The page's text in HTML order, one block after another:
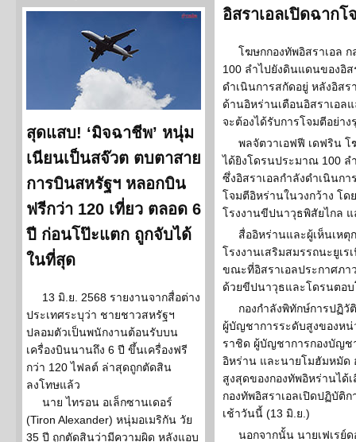
สุดแสบ! ‘มิจฉาชีพ’ หนุ่ม
เนียนเป็นสจ๊วต ตบตาสาย
การบินสหรัฐฯ หลอกบิน
ฟรีกว่า 120 เที่ยว ตลอด 6
ปี ก่อนโป๊ะแตก ถูกจับได้
ในที่สุด
13 มิ.ย. 2568 รายงานจากสื่อต่าง
ประเทศระบุว่า ชายชาวสหรัฐฯ
ปลอมตัวเป็นพนักงานต้อนรับบน
เครื่องบินนานถึง 6 ปี ขึ้นเครื่องฟรี
กว่า 120 ไฟลต์ ล่าสุดถูกตัดสิน
ลงโทษแล้ว
นาย ไทรอน อเล็กซานเดอร์
(Tiron Alexander) หนุ่มอเมริกัน วัย
35 ปี ถูกตัดสินว่ามีความผิด หลังแอบ
อิสราเอลเปิดฉาก
โฆษกกองทัพอิสราเอล
100 ลำไปยังดินแดนของอิส
ดำเนินการสกัดอยู่ หลังอิสร
ด้านอิหร่านเตือนอิสราเอล
จะต้องได้รับการโจมตีอย่าง
พลจัตวาเอฟฟี เดฟริน โ
ได้ยิงโดรนประมาณ 100 ล
ซึ่งอิสราเอลกำลังดำเนินก
โจมตีอิหร่านในวงกว้าง โด
โรงงานขีปนาวุธพิสัยไกล
สื่ออิหร่านและผู้เห็นเหตุ
โรงงานเสริมสมรรถนะยูเ
ขณะที่อิสราเอลประกาศภา
ด้วยขีปนาวุธและโดรนตอ
กองกำลังพิทักษ์การปฏิ
ผู้บัญชาการระดับสูงของหน่
ราชิด ผู้บัญชาการกองบัญช
อิหร่าน และนายโมฮัมหมัด
สูงสุดของกองทัพอิหร่านได้
กองทัพอิสราเอลเปิดปฏิบัติ
เช้าวันนี้ (13 มิ.ย.)
นอกจากนั้น นายเฟเรย์